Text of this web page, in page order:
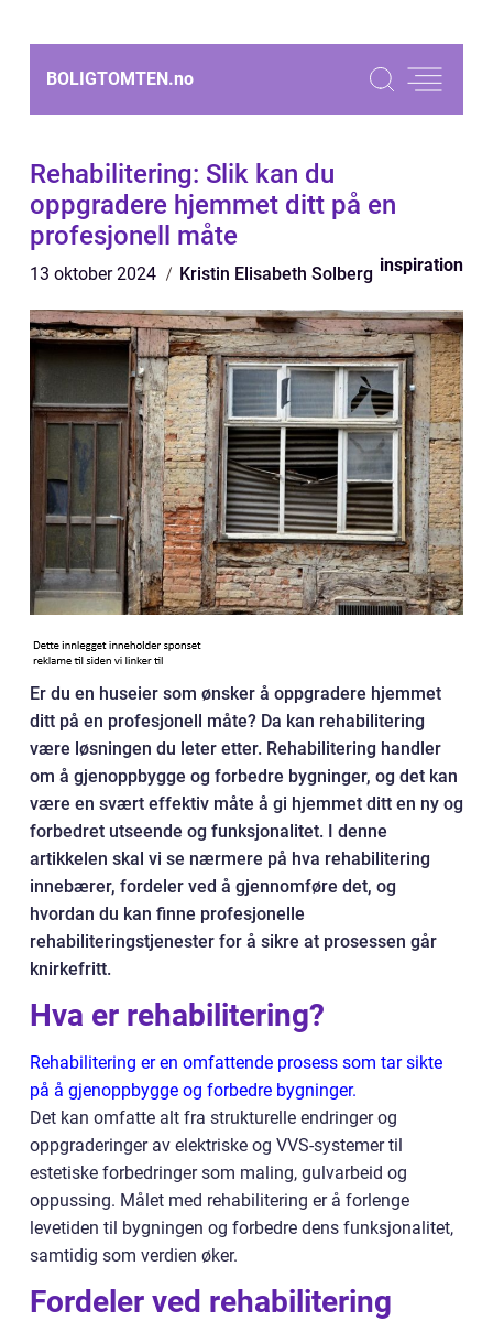
BOLIGTOMTEN.no
Rehabilitering: Slik kan du
oppgradere hjemmet ditt på en
profesjonell måte
13 oktober 2024 Kristin Elisabeth Solberg inspiration
Er du en huseier som ønsker å oppgradere hjemmet
ditt på en profesjonell måte? Da kan rehabilitering
være løsningen du leter etter. Rehabilitering handler
om å gjenoppbygge og forbedre bygninger, og det kan
være en svært effektiv måte å gi hjemmet ditt en ny og
forbedret utseende og funksjonalitet. I denne
artikkelen skal vi se nærmere på hva rehabilitering
innebærer, fordeler ved å gjennomføre det, og
hvordan du kan finne profesjonelle
rehabiliteringstjenester for å sikre at prosessen går
knirkefritt.
Hva er rehabilitering?
Rehabilitering er en omfattende prosess som tar sikte
på å gjenoppbygge og forbedre bygninger.
Det kan omfatte alt fra strukturelle endringer og
oppgraderinger av elektriske og VVS-systemer til
estetiske forbedringer som maling, gulvarbeid og
oppussing. Målet med rehabilitering er å forlenge
levetiden til bygningen og forbedre dens funksjonalitet,
samtidig som verdien øker.
Fordeler ved rehabilitering